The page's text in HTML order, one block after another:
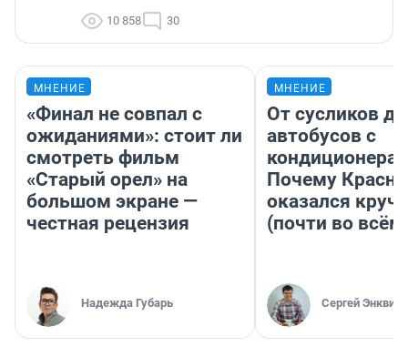
10 858 30
МНЕНИЕ
«Финал не совпал с
ожиданиями»: стоит ли
смотреть фильм
«Старый орел» на
большом экране —
честная рецензия
Надежда Губарь
МНЕНИЕ
От сусликов до
автобусов с
Почему
оказался
(почти во
Сергей Энквист